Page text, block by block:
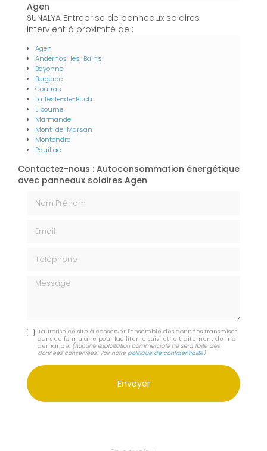
Agen
SUNALYA Entreprise de panneaux solaires
intervient à proximité de :
Agen
Andernos-les-Bains
Bayonne
Bergerac
Coutras
La Teste-de-Buch
Libourne
Marmande
Mont-de-Marsan
Montendre
Pauillac
Contactez-nous : Autoconsommation énergétique
avec panneaux solaires Agen
Message
J'autorise ce site à conserver l'ensemble des données transmises
dans ce formulaire pour faciliter le suivi et le traitement de ma
demande. (Aucune exploitation commerciale ne sera faite des
données conservées. Voir notre politique de confidentialité)